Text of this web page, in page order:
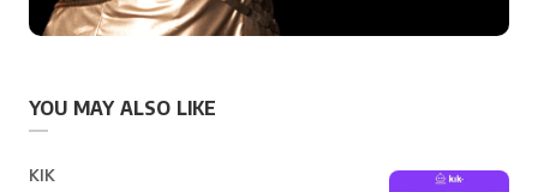
YOU MAY ALSO LIKE
Category
KIK